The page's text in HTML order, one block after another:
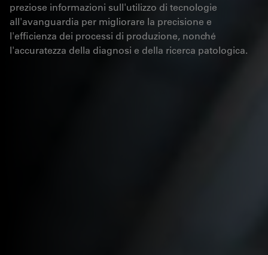
preziose informazioni sull'utilizzo di tecnologie
all'avanguardia per migliorare la precisione e
l'efficienza dei processi di produzione, nonché
l'accuratezza della diagnosi e della ricerca patologica.